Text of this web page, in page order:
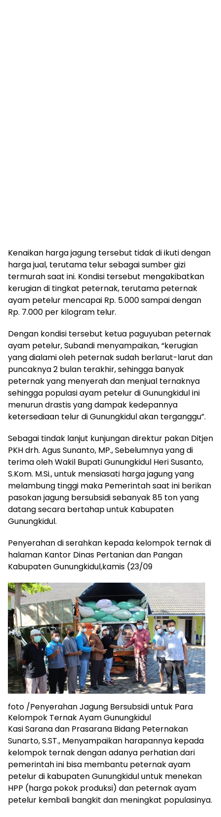
Kenaikan harga jagung tersebut tidak di ikuti dengan
harga jual, terutama telur sebagai sumber gizi
termurah saat ini. Kondisi tersebut mengakibatkan
kerugian di tingkat peternak, terutama peternak
ayam petelur mencapai Rp. 5.000 sampai dengan
Rp. 7.000 per kilogram telur.
Dengan kondisi tersebut ketua paguyuban peternak
ayam petelur, Subandi menyampaikan, “kerugian
yang dialami oleh peternak sudah berlarut-larut dan
puncaknya 2 bulan terakhir, sehingga banyak
peternak yang menyerah dan menjual ternaknya
sehingga populasi ayam petelur di Gunungkidul ini
menurun drastis yang dampak kedepannya
ketersediaan telur di Gunungkidul akan terganggu”.
Sebagai tindak lanjut kunjungan direktur pakan Ditjen
PKH drh. Agus Sunanto, MP., Sebelumnya yang di
terima oleh Wakil Bupati Gunungkidul Heri Susanto,
S.Kom. M.Si., untuk mensiasati harga jagung yang
melambung tinggi maka Pemerintah saat ini berikan
pasokan jagung bersubsidi sebanyak 85 ton yang
datang secara bertahap untuk Kabupaten
Gunungkidul.
Penyerahan di serahkan kepada kelompok ternak di
halaman Kantor Dinas Pertanian dan Pangan
Kabupaten Gunungkidul,kamis (23/09
foto /Penyerahan Jagung Bersubsidi untuk Para
Kelompok Ternak Ayam Gunungkidul
Kasi Sarana dan Prasarana Bidang Peternakan
Sunarto, S.ST., Menyampaikan harapannya kepada
kelompok ternak dengan adanya perhatian dari
pemerintah ini bisa membantu peternak ayam
petelur di kabupaten Gunungkidul untuk menekan
HPP (harga pokok produksi) dan peternak ayam
petelur kembali bangkit dan meningkat populasinya.